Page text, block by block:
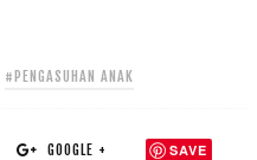
#PENGASUHAN ANAK
GOOGLE + SAVE